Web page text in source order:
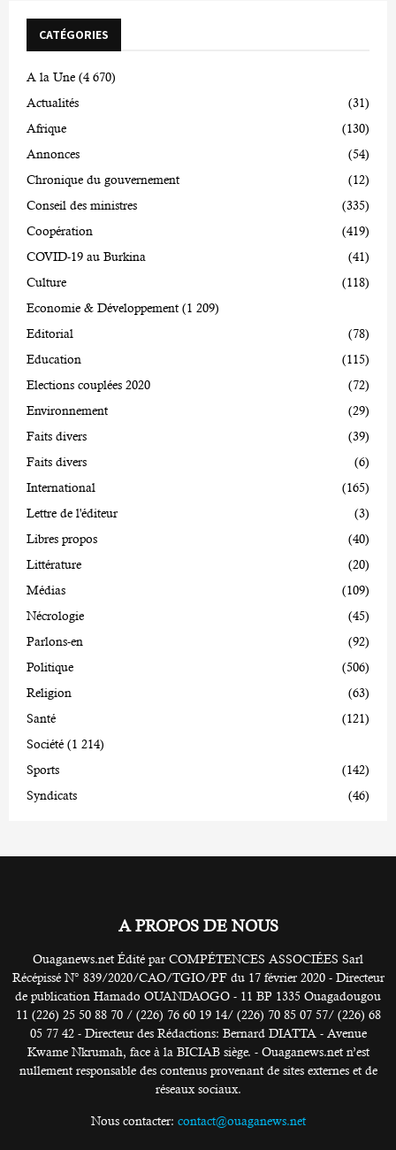
CATÉGORIES
A la Une (4 670)
Actualités
(31)
Afrique
(130)
Annonces
(54)
Chronique du gouvernement
(12)
Conseil des ministres
(335)
Coopération
(419)
COVID-19 au Burkina
(41)
Culture
(118)
Economie & Développement (1 209)
Editorial
(78)
Education
(115)
Elections couplées 2020
(72)
Environnement
(29)
Faits divers
(39)
Faits divers
(6)
International
(165)
Lettre de l'éditeur
(3)
Libres propos
(40)
Littérature
(20)
Médias
(109)
Nécrologie
(45)
Parlons-en
(92)
Politique
(506)
Religion
(63)
Santé
(121)
Société (1 214)
Sports
(142)
Syndicats
(46)
A PROPOS DE NOUS
Ouaganews.net Édité par COMPÉTENCES ASSOCIÉES Sarl
Récépissé N° 839/2020/CAO/TGIO/PF du 17 février 2020 - Directeur
de publication Hamado OUANDAOGO - 11 BP 1335 Ouagadougou
11 (226) 25 50 88 70 / (226) 76 60 19 14/ (226) 70 85 07 57/ (226) 68
05 77 42 - Directeur des Rédactions: Bernard DIATTA - Avenue
Kwame Nkrumah, face à la BICIAB siège. - Ouaganews.net n’est
nullement responsable des contenus provenant de sites externes et de
réseaux sociaux.
Nous contacter: contact@ouaganews.net